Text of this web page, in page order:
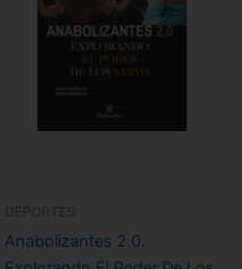
DEPORTES
Anabolizantes 2.0.